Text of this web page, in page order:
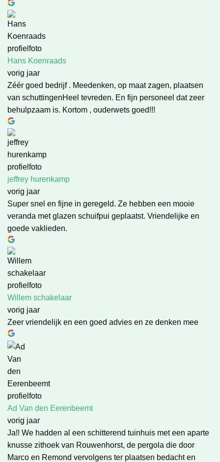
Hans Koenraads
vorig jaar
Zéér goed bedrijf . Meedenken, op maat zagen, plaatsen
van schuttingenHeel tevreden. En fijn personeel dat zeer
behulpzaam is. Kortom , ouderwets goed!!!
jeffrey hurenkamp
vorig jaar
Super snel en fijne in geregeld. Ze hebben een mooie
veranda met glazen schuifpui geplaatst. Vriendelijke en
goede vaklieden.
Willem schakelaar
vorig jaar
Zeer vriendelijk en een goed advies en ze denken mee
Ad Van den Eerenbeemt
vorig jaar
Ja!! We hadden al een schitterend tuinhuis met een aparte
knusse zithoek van Rouwenhorst, de pergola die door
Marco en Remond vervolgens ter plaatsen bedacht en